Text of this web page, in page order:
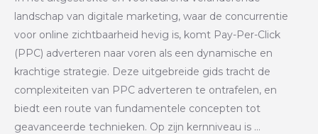
landschap van digitale marketing, waar de concurrentie
voor online zichtbaarheid hevig is, komt Pay-Per-Click
(PPC) adverteren naar voren als een dynamische en
krachtige strategie. Deze uitgebreide gids tracht de
complexiteiten van PPC adverteren te ontrafelen, en
biedt een route van fundamentele concepten tot
geavanceerde technieken. Op zijn kernniveau is …